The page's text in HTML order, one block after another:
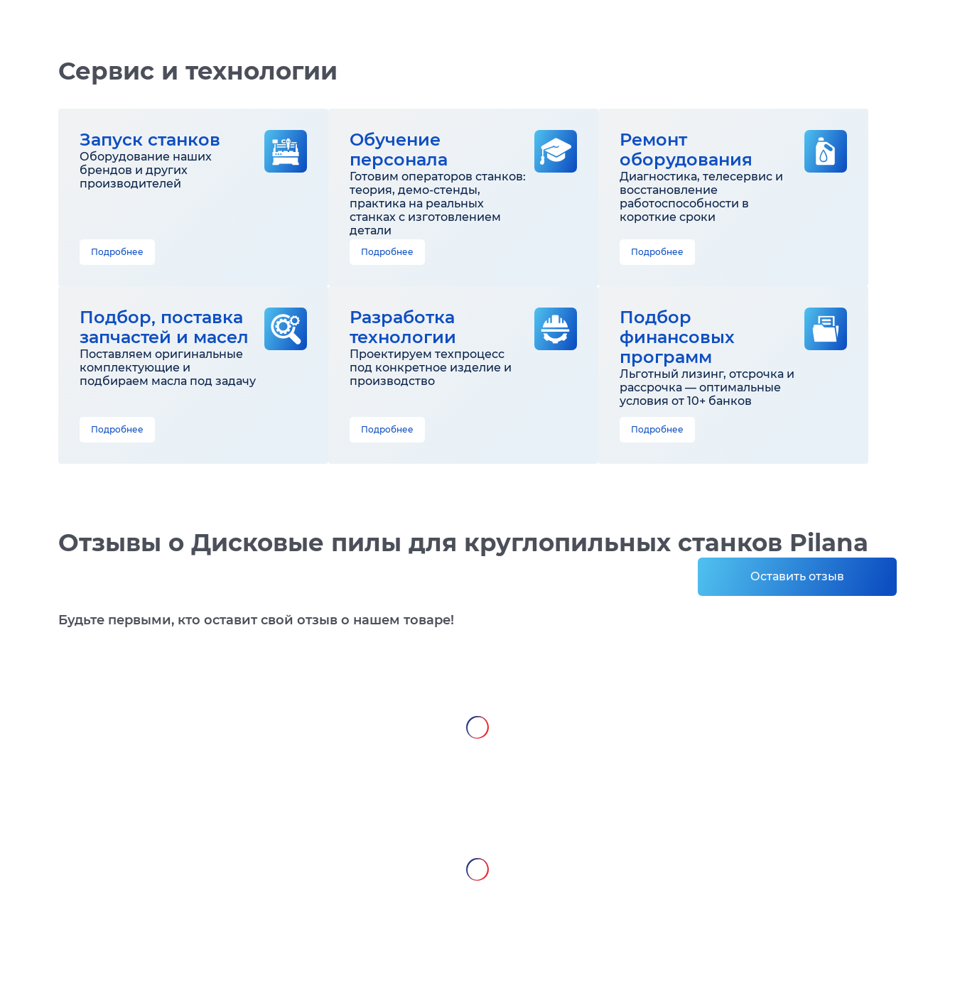
Сервис и технологии
Запуск станков
Оборудование наших
брендов и других
производителей
Подробнее
Обучение
персонала
Готовим операторов станков:
теория, демо-стенды,
практика на реальных
станках с изготовлением
детали
Подробнее
Ремонт
оборудования
Диагностика, телесервис и
восстановление
работоспособности в
короткие сроки
Подробнее
Подбор, поставка
запчастей и масел
Поставляем оригинальные
комплектующие и
подбираем масла под задачу
Подробнее
Разработка
технологии
Проектируем техпроцесс
под конкретное изделие и
производство
Подробнее
Подбор
финансовых
программ
Льготный лизинг, отсрочка и
рассрочка — оптимальные
условия от 10+ банков
Подробнее
Отзывы о Дисковые пилы для круглопильных станков Pilana
Оставить отзыв
Будьте первыми, кто оставит свой отзыв о нашем товаре!